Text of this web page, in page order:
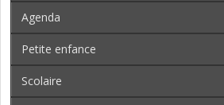
Agenda
Petite enfance
Scolaire